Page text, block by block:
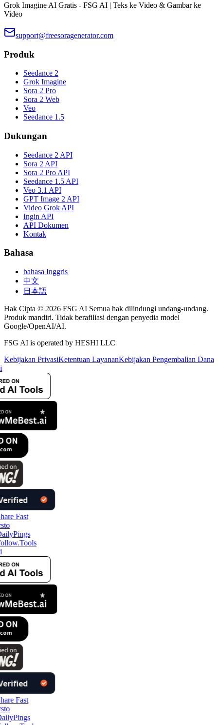
Grok Imagine AI Gratis - FSG AI | Teks ke Video & Gambar ke
Video
support@freesoragenerator.com
Produk
Seedance 2
Grok Imagine
Sora 2 Pro
Sora 2 Web
Veo
Seedance 1.5
Dukungan
Seedance 2 API
Sora 2 API
Sora 2 Pro API
Seedance 1.5 API
Veo 3.1 API
GPT Image 2 API
Video Grok API
Ingin API
API Dokumen
Kontak
Bahasa
bahasa Inggris
中文
日本語
Hak Cipta © 2026 FSG AI Semua hak dilindungi undang-undang.
Produk mandiri. Tidak berafiliasi dengan penyedia model
Google/OpenAI/AI.
FSG AI is operated by HESHI LLC
Kebijakan PrivasiKetentuan LayananKebijakan Pengembalian Dana